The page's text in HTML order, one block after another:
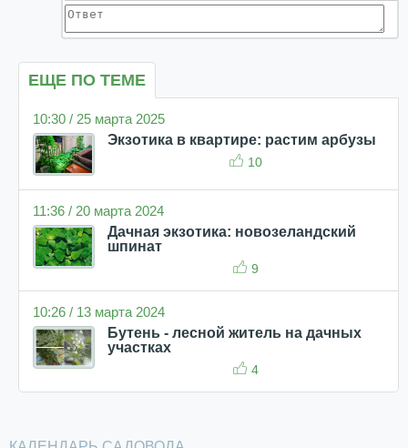
ЕЩЕ ПО ТЕМЕ
10:30 / 25 марта 2025
Экзотика в квартире: растим арбузы
10
11:36 / 20 марта 2024
Дачная экзотика: новозеландский
шпинат
9
10:26 / 13 марта 2024
Бутень - лесной житель на дачных
участках
4